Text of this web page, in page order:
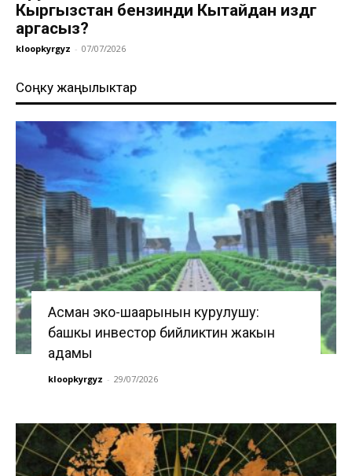
Кыргызстан бензинди Кытайдан издөөгө
аргасыз?
kloopkyrgyz - 07/07/2026
Соңку жаңылыктар
Асман эко-шаарынын курулушу:
башкы инвестор бийликтин жакын
адамы
kloopkyrgyz - 29/07/2026